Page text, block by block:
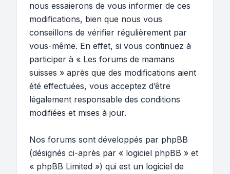
nous essaierons de vous informer de ces
modifications, bien que nous vous
conseillons de vérifier régulièrement par
vous-même. En effet, si vous continuez à
participer à « Les forums de mamans
suisses » après que des modifications aient
été effectuées, vous acceptez d’être
légalement responsable des conditions
modifiées et mises à jour.
Nos forums sont développés par phpBB
(désignés ci-après par « logiciel phpBB » et
« phpBB Limited ») qui est un logiciel de